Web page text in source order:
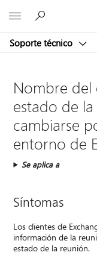
Soporte técnico
Nombre
estado de
cambiarse
entorno de
Se aplica a
Síntomas
Los clientes de
información de la
estado de la reunión.